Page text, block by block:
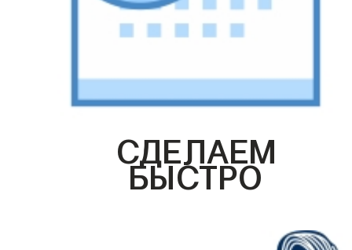
СДЕЛАЕМ
БЫСТРО